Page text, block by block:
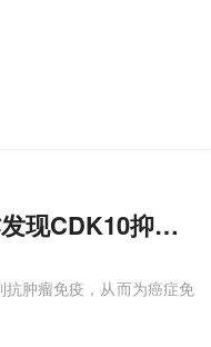
现CDK10抑制核酸
肿瘤免疫，从而为癌症免